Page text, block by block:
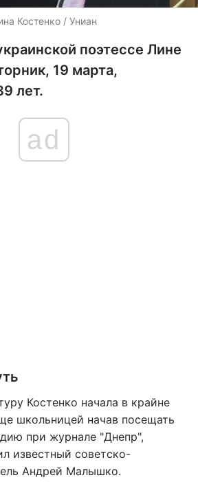
Костенко / Униан
поэтессе Лине
19 марта,
лет.
ad
Костенко начала в крайне
школьницей начав посещать
при журнале "Днепр",
известный советско-
Андрей Малышко.